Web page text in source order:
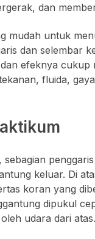
dan
mudah untuk
dan selembar
efeknya
fluida,
keluar. Di
koran yang
dipukul
udara dari atas.